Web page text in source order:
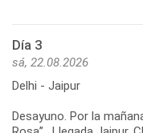
Día 3
sá, 22.08.2026
Delhi - Jaipur
Desayuno. Por la